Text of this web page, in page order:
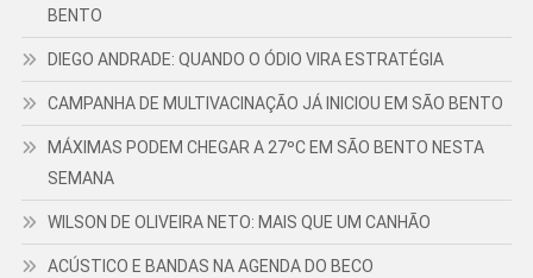
BENTO
DIEGO ANDRADE: QUANDO O ÓDIO VIRA ESTRATÉGIA
CAMPANHA DE MULTIVACINAÇÃO JÁ INICIOU EM SÃO BENTO
MÁXIMAS PODEM CHEGAR A 27ºC EM SÃO BENTO NESTA
SEMANA
WILSON DE OLIVEIRA NETO: MAIS QUE UM CANHÃO
ACÚSTICO E BANDAS NA AGENDA DO BECO